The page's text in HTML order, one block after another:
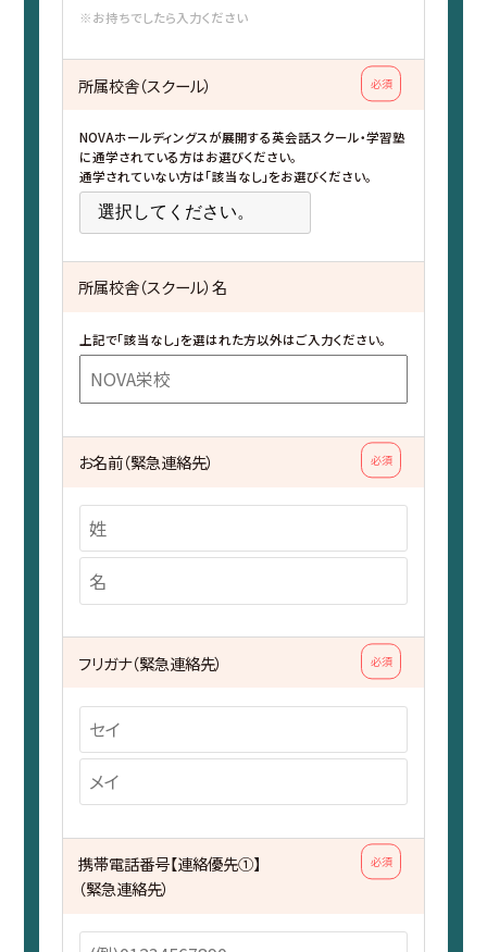
※お持ちでしたら入力ください
必須
所属校舎（スクール）
NOVAホールディングスが展開する英会話スクール・学習塾
に通学されている方はお選びください。
通学されていない方は「該当なし」をお選びください。
所属校舎（スクール）名
上記で「該当なし」を選はれた方以外はご入力ください。
必須
お名前（緊急連絡先）
必須
フリガナ（緊急連絡先）
必須
携帯電話番号【連絡優先①】
（緊急連絡先）